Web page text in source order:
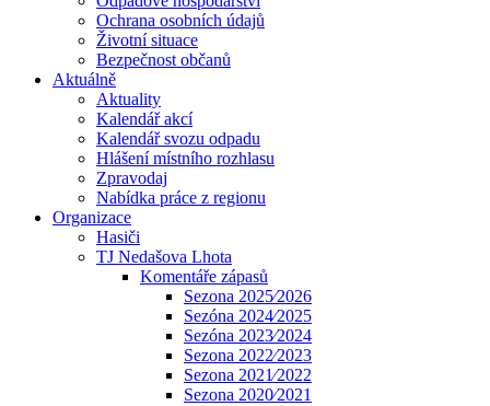
Ochrana osobních údajů
Životní situace
Bezpečnost občanů
Aktuálně
Aktuality
Kalendář akcí
Kalendář svozu odpadu
Hlášení místního rozhlasu
Zpravodaj
Nabídka práce z regionu
Organizace
Hasiči
TJ Nedašova Lhota
Komentáře zápasů
Sezona 2025⁄2026
Sezóna 2024⁄2025
Sezóna 2023⁄2024
Sezona 2022⁄2023
Sezona 2021⁄2022
Sezona 2020⁄2021